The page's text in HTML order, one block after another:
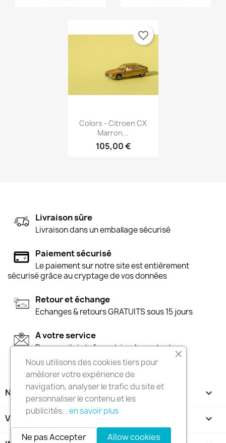
Aperçu rapide
Colors - Citroen CX
Marron...
105,00 €
favorite_border
Livraison sûre
Livraison dans un emballage sécurisé
Paiement sécurisé
Le paiement sur notre site est entièrement
sécurisé grâce au cryptage de vos données
Retour et échange
Echanges & retours GRATUITS sous 15 jours
A votre service
Par e-mail via le formulaire de contact
NOTRE SOCIÉTÉ 
VOTRE COMPTE 
Nous utilisons des cookies tiers pour
améliorer votre expérience de
navigation, analyser le trafic du site et
personnaliser le contenu et les
publicités. .en savoir plus
Allow cookies
Ne pas Accepter